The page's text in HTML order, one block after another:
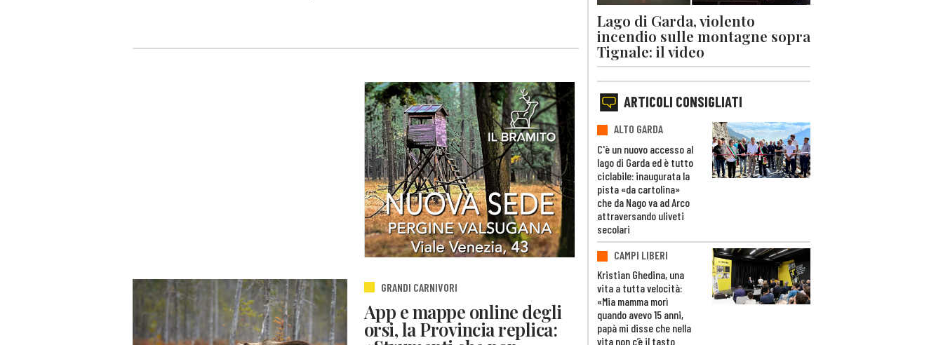
GRANDI CARNIVORI
App e mappe online degli
orsi, la Provincia replica:
Lago di Garda, violento
incendio sulle montagne sopra
Tignale: il video
ARTICOLI CONSIGLIATI
ALTO GARDA
C'è un nuovo accesso al
lago di Garda ed è tutto
ciclabile: inaugurata la
pista «da cartolina»
che da Nago va ad Arco
attraversando uliveti
secolari
CAMPI LIBERI
Kristian Ghedina, una
vita a tutta velocità:
«Mia mamma morì
quando avevo 15 anni,
papà mi disse che nella
vita non c’è il tasto